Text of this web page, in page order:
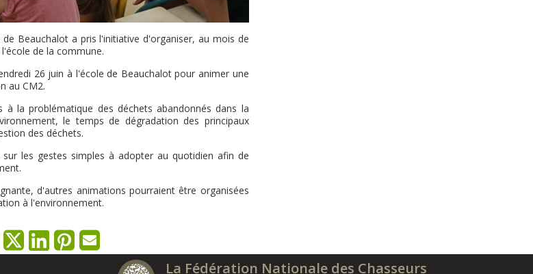
de Beauchalot a pris l'initiative d'organiser, au mois de
de la commune.
26 juin à l'école de Beauchalot pour animer une
au CM2.
la problématique des déchets abandonnés dans la
le temps de dégradation des principaux
des déchets.
les gestes simples à adopter au quotidien afin de
d'autres animations pourraient être organisées
à l'environnement.
La Fédération Nationale des Chasseurs